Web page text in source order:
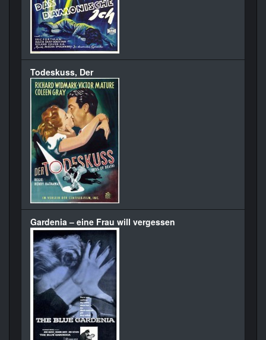
Todeskuss, Der
Gardenia – eine Frau will vergessen